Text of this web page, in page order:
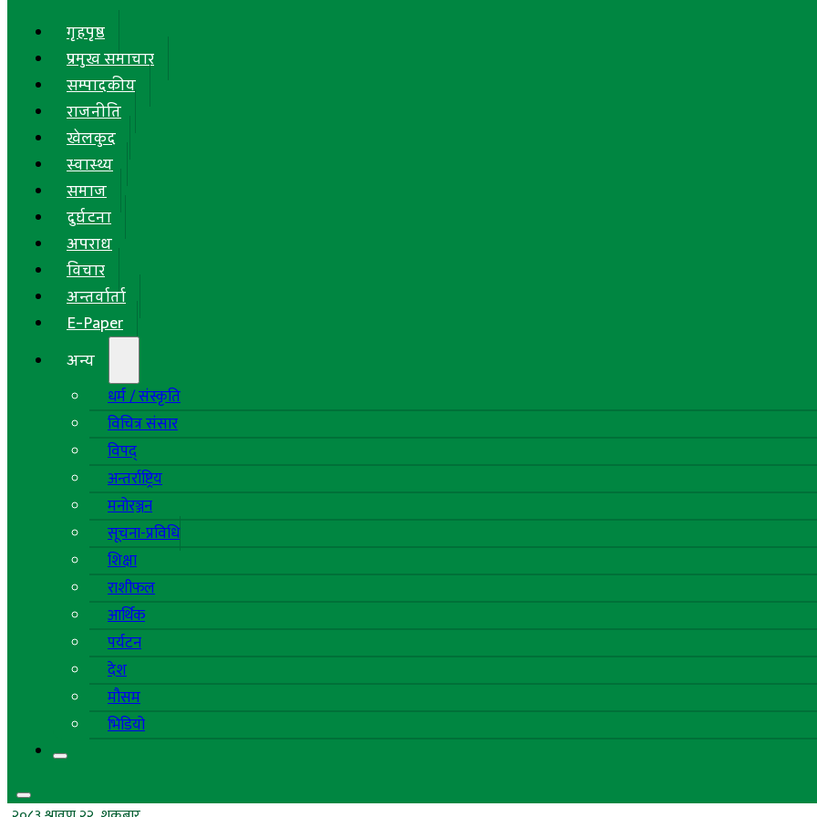
गृहपृष्ठ
प्रमुख समाचार
सम्पादकीय
राजनीति
खेलकुद
स्वास्थ्य
समाज
दुर्घटना
अपराध
विचार
अन्तर्वार्ता
E-Paper
अन्य
धर्म / संस्कृति
विचित्र संसार
विपद्
अन्तर्राष्ट्रिय
मनोरञ्जन
सूचना-प्रविधि
शिक्षा
राशीफल
आर्थिक
पर्यटन
देश
मौसम
भिडियो